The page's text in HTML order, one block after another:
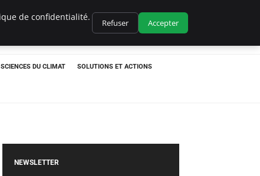
SCIENCES DU CLIMAT SOLUTIONS ET ACTIONS
NEWSLETTER
de confidentialité.
Refuser Accepter